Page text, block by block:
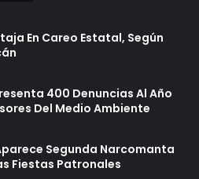
En Careo Estatal, Según
400 Denuncias Al Año
Del Medio Ambiente
Segunda Narcomanta
Fiestas Patronales